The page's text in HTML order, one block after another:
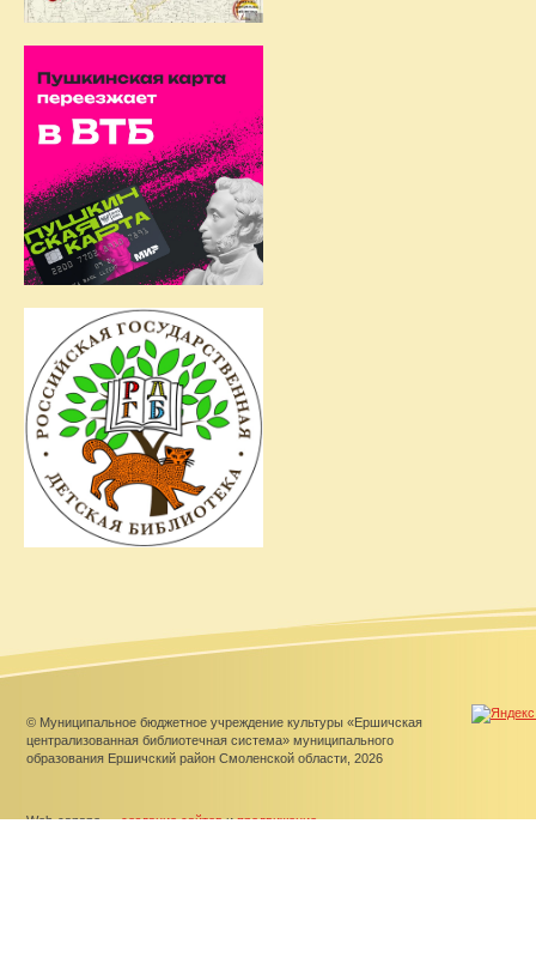
© Муниципальное бюджетное учреждение культуры «Ершичская
централизованная библиотечная система» муниципального
образования Ершичский район Смоленской области, 2026
Web-canape —создание сайтовипродвижение